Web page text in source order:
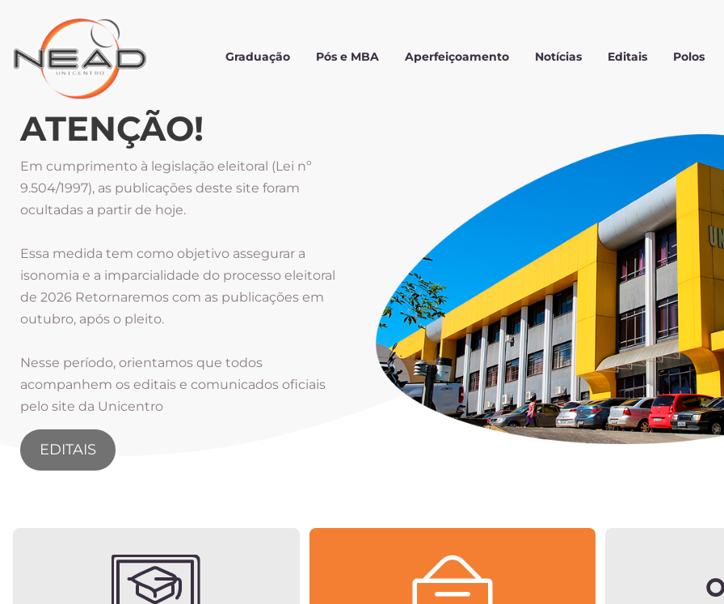
Graduação Pós e MBA Aperfeiçoamento Notícias Editais Polos
ATENÇÃO!
Em cumprimento à legislação eleitoral (Lei nº
9.504/1997), as publicações deste site foram
ocultadas a partir de hoje.
Essa medida tem como objetivo assegurar a
isonomia e a imparcialidade do processo eleitoral
de 2026 Retornaremos com as publicações em
outubro, após o pleito.
Nesse período, orientamos que todos
acompanhem os editais e comunicados oficiais
pelo site da Unicentro
EDITAIS